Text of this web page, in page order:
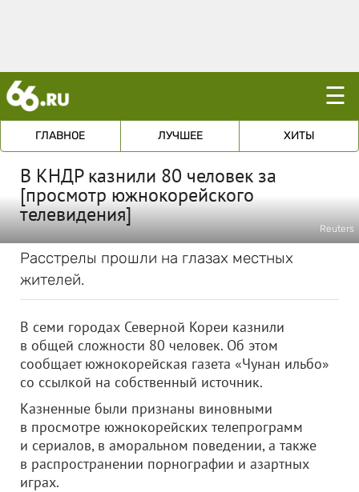
☰
ГЛАВНОЕ ЛУЧШЕЕ ХИТЫ
В КНДР казнили 80 человек за
[просмотр южнокорейского
телевидения]
Reuters
Расстрелы прошли на глазах местных
жителей.
В семи городах Северной Кореи казнили
в общей сложности 80 человек. Об этом
сообщает южнокорейская газета «Чунан ильбо»
со ссылкой на собственный источник.
Казненные были признаны виновными
в просмотре южнокорейских телепрограмм
и сериалов, в аморальном поведении, а также
в распространении порнографии и азартных
играх.